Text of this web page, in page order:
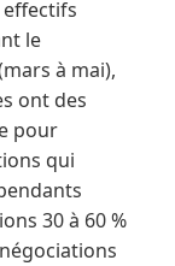
le
à mai),
ont des
pour
qui
30 à 60 %